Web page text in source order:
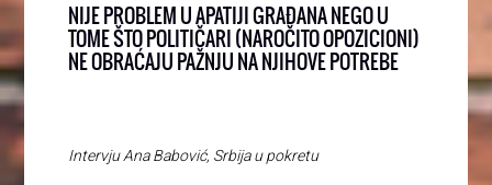
NIJE PROBLEM U APATIJI GRAĐANA NEGO U
TOME ŠTO POLITIČARI (NAROČITO OPOZICIONI)
NE OBRAĆAJU PAŽNJU NA NJIHOVE POTREBE
Intervju Ana Babović, Srbija u pokretu